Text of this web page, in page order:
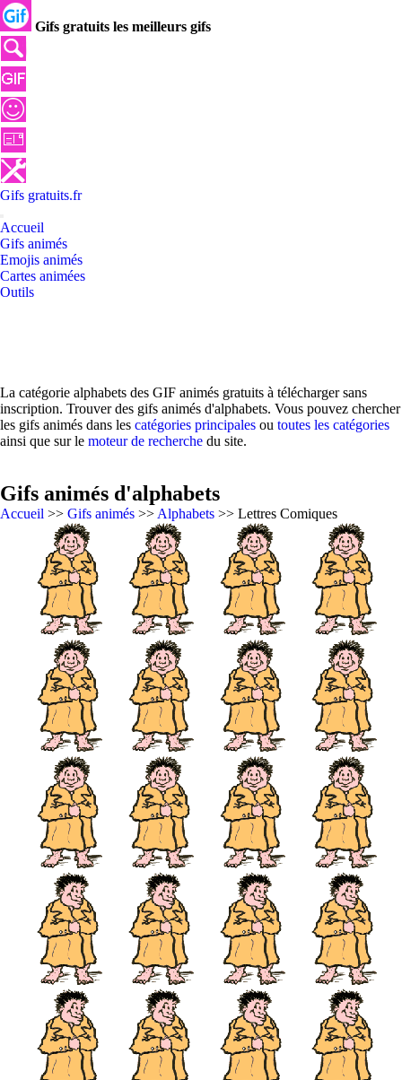
Gifs gratuits les meilleurs gifs
Gifs gratuits.fr
Accueil
Gifs animés
Emojis animés
Cartes animées
Outils
La catégorie alphabets des GIF animés gratuits à télécharger sans
inscription. Trouver des gifs animés d'alphabets. Vous pouvez chercher
les gifs animés dans les catégories principales ou toutes les catégories
ainsi que sur le moteur de recherche du site.
Gifs animés d'alphabets
Accueil >> Gifs animés >> Alphabets >> Lettres Comiques